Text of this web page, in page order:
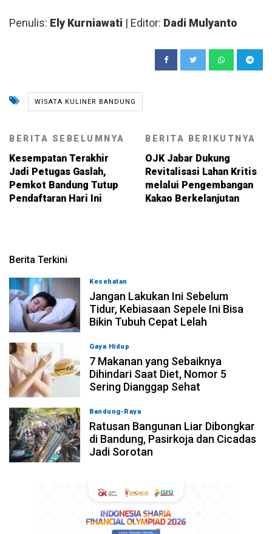
Penulis: Ely Kurniawati | Editor: Dadi Mulyanto
WISATA KULINER BANDUNG
BERITA SEBELUMNYA
Kesempatan Terakhir
Jadi Petugas Gaslah,
Pemkot Bandung Tutup
Pendaftaran Hari Ini
BERITA BERIKUTNYA
OJK Jabar Dukung
Revitalisasi Lahan Kritis
melalui Pengembangan
Kakao Berkelanjutan
Berita Terkini
Kesehatan
Jangan Lakukan Ini Sebelum
Tidur, Kebiasaan Sepele Ini Bisa
Bikin Tubuh Cepat Lelah
Gaya Hidup
7 Makanan yang Sebaiknya
Dihindari Saat Diet, Nomor 5
Sering Dianggap Sehat
Bandung-Raya
Ratusan Bangunan Liar Dibongkar
di Bandung, Pasirkoja dan Cicadas
Jadi Sorotan